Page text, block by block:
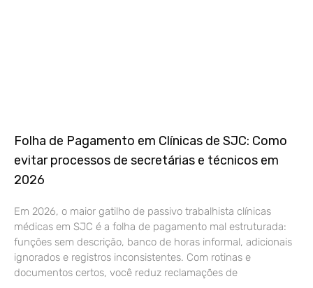
Folha de Pagamento em Clínicas de SJC: Como
evitar processos de secretárias e técnicos em
2026
Em 2026, o maior gatilho de passivo trabalhista clínicas
médicas em SJC é a folha de pagamento mal estruturada:
funções sem descrição, banco de horas informal, adicionais
ignorados e registros inconsistentes. Com rotinas e
documentos certos, você reduz reclamações de